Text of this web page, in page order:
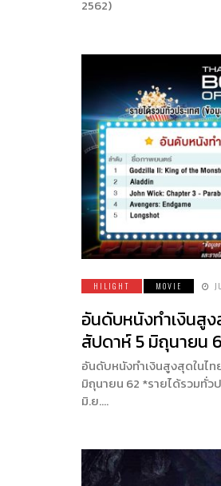
2562)
HILIGHT MOVIE
อันดับหนังทำเงินสูง
สัปดาห์ 5 มิถุนายน
อันดับหนังทำเงินสูงสุดในไท
มิถุนายน 62 *รายได้รวมทั่ว
มิ.ย….